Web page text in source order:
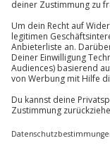
verschenkst du
verschenkst
Kribbeln, wenn
Kopfsteinpflaster
packen kann: